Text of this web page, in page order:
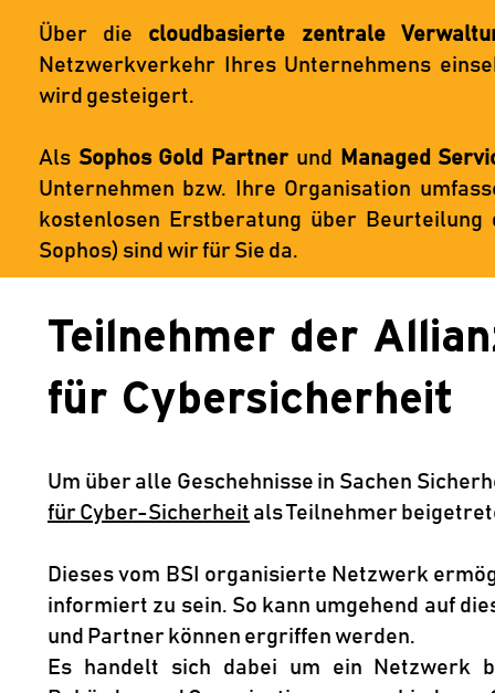
Über die cloudbasierte zentrale
Netzwerkverkehr Ihres Unternehmens
wird gesteigert.
Als Sophos Gold Partner und
Managed
Unternehmen bzw. Ihre Organisation
kostenlosen Erstberatung über
Sophos) sind wir für Sie da.
Teilnehmer der
für Cybersicherheit
Um über alle Geschehnisse in Sachen
für Cyber-Sicherheit als Teilnehmer
Dieses vom BSI organisierte Netzwerk
informiert zu sein. So kann umgehend auf
und Partner können ergriffen werden.
Es handelt sich dabei um ein Netzwerk